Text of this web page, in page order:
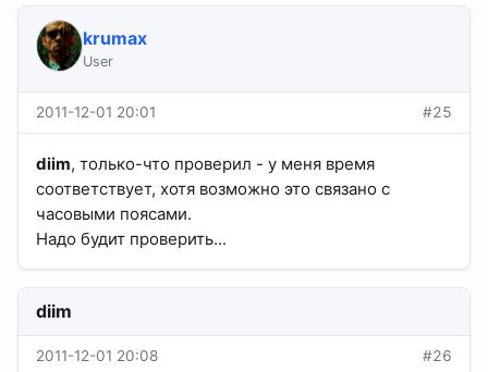
krumax
User
2011-12-01 20:01 #25
diim, только-что проверил - у меня время
соответствует, хотя возможно это связано с
часовыми поясами.
Надо будит проверить...
diim
2011-12-01 20:08 #26